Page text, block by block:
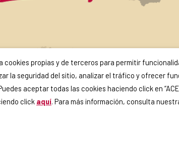
Si
cookies propias y de terceros para permitir
la seguridad del sitio, analizar el tráfico y ofrecer
aceptar todas las cookies haciendo click en
click aquí. Para más información, consulta